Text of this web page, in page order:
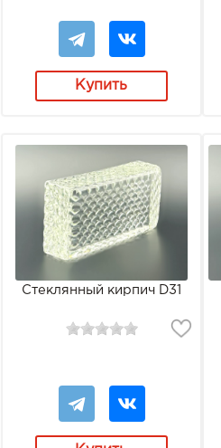
Купить
Стеклянный кирпич D31